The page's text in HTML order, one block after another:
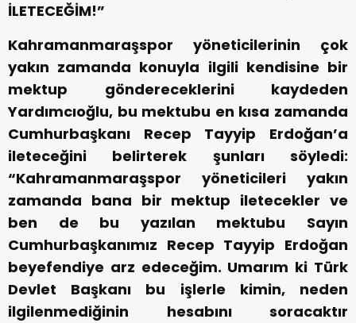
İLETECEĞİM!”
Kahramanmaraşspor yöneticilerinin çok
yakın zamanda konuyla ilgili kendisine bir
mektup göndereceklerini kaydeden
Yardımcıoğlu, bu mektubu en kısa zamanda
Cumhurbaşkanı Recep Tayyip Erdoğan’a
ileteceğini belirterek şunları söyledi:
“Kahramanmaraşspor yöneticileri yakın
zamanda bana bir mektup iletecekler ve
ben de bu yazılan mektubu Sayın
Cumhurbaşkanımız Recep Tayyip Erdoğan
beyefendiye arz edeceğim. Umarım ki Türk
Devlet Başkanı bu işlerle kimin, neden
ilgilenmediğinin hesabını soracaktır